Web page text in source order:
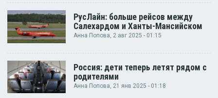
РусЛайн: больше рейсов между
Салехардом и Ханты-Мансийском
Анна Попова, 2 авг 2025 - 01:15
Россия: дети теперь летят рядом с
родителями
Анна Попова, 21 янв 2025 - 01:18